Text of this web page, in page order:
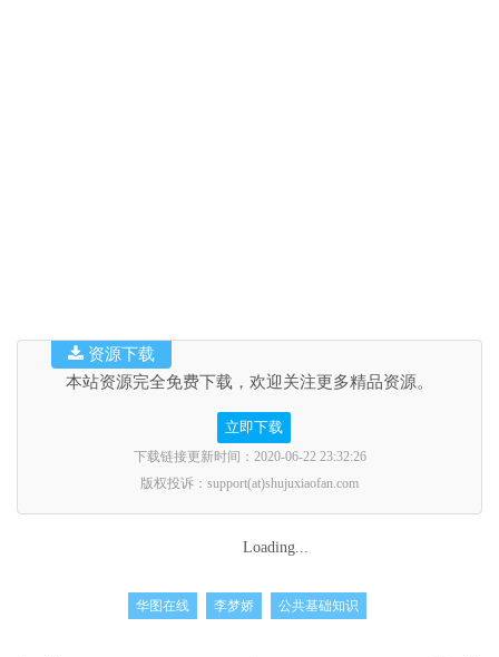
本站资源完全免费下载，欢迎关注更多精品资源。
立即下载
下载链接更新时间：2020-06-22 23:32:26
版权投诉：support(at)shujuxiaofan.com
资源下载
Loading...
华图在线 李梦娇 公共基础知识